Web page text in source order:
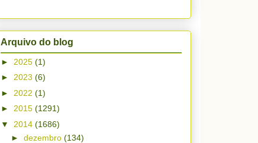
Arquivo do blog
► 2025 (1)
► 2023 (6)
► 2022 (1)
► 2015 (1291)
▼ 2014 (1686)
► dezembro (134)